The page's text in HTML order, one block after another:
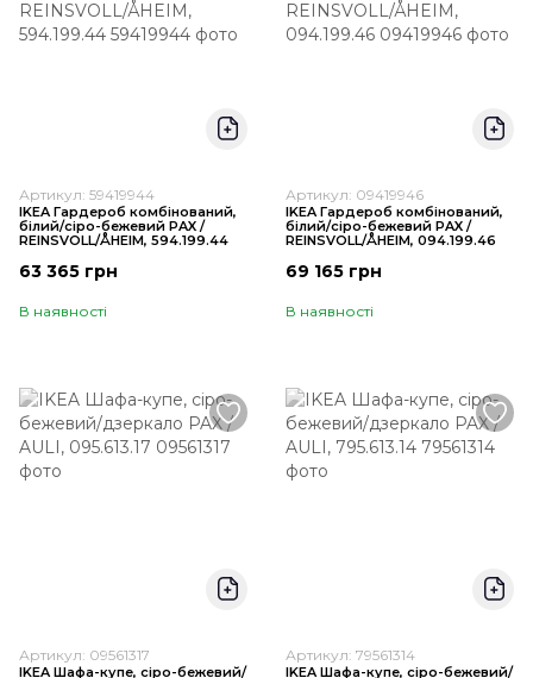
Артикул: 59419944
IKEA Гардероб комбінований,
білий/сіро-бежевий PAX /
REINSVOLL/ÅHEIM, 594.199.44
63 365 грн
В наявності
Артикул: 09419946
IKEA Гардероб комбінований,
білий/сіро-бежевий PAX /
REINSVOLL/ÅHEIM, 094.199.46
69 165 грн
В наявності
Артикул: 09561317
IKEA Шафа-купе, сіро-бежевий/
Артикул: 79561314
IKEA Шафа-купе, сіро-бежевий/